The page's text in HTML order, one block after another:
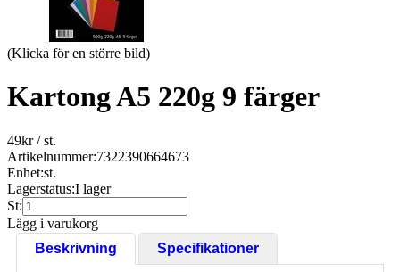
(Klicka för en större bild)
Kartong A5 220g 9 färger
49kr/ st.
Artikelnummer:7322390664673
Enhet:st.
Lagerstatus:I lager
St:
Lägg i varukorg
Beskrivning
Specifikationer